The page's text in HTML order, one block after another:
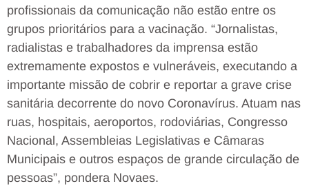
profissionais da comunicação não estão entre os
grupos prioritários para a vacinação. “Jornalistas,
radialistas e trabalhadores da imprensa estão
extremamente expostos e vulneráveis, executando a
importante missão de cobrir e reportar a grave crise
sanitária decorrente do novo Coronavírus. Atuam nas
ruas, hospitais, aeroportos, rodoviárias, Congresso
Nacional, Assembleias Legislativas e Câmaras
Municipais e outros espaços de grande circulação de
pessoas”, pondera Novaes.